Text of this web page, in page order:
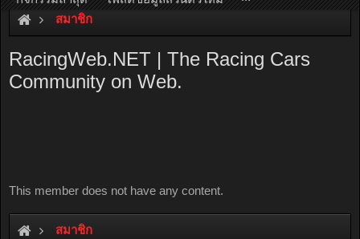
สมาชิก
RacingWeb.NET | The Racing Cars
Community on Web.
This member does not have any content.
สมาชิก